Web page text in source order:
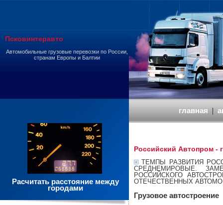
Псковинтеравто
Автомобильные грузовые перевозки по России,
странам Европы и Балтии
Расчитать расстояние между
городами
главная |
Российский Автопром -
ТЕМПЫ РАЗВИТИЯ
СРЕДНЕМИРОВЫЕ.
РОССИЙСКОГО
ОТЕЧЕСТВЕННЫХ
Грузовое автостроение